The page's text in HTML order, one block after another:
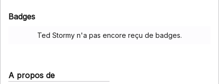
Badges
Ted Stormy n'a pas encore reçu de badges.
A propos de